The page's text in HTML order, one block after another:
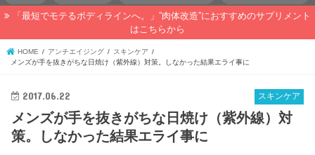
「最短でモテるボディラインへ。」”肉体改造”におすすめのサプリメント
はこちらから
HOME アンチエイジング
スキンケア
メンズが手を抜きがちな日焼け（紫外線）対策。しなかった結果エライ事に
スキンケア
2017.06.22
メンズが手を抜きがちな日焼け（紫外線）対
策。しなかった結果エライ事に